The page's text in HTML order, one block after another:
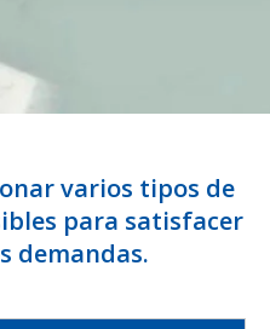
varios tipos de
para satisfacer
demandas.